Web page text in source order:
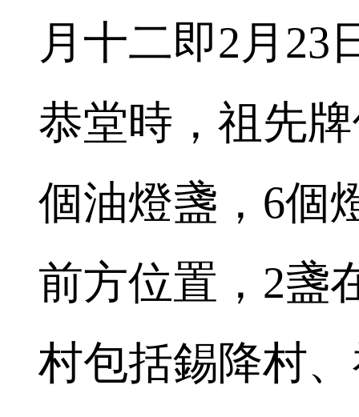
月十二即2月23
恭堂時，祖先
個油燈盞，6個
前方位置，2盞
村包括錫降村